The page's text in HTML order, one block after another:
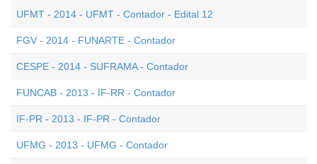
UFMT - 2014 - UFMT - Contador - Edital 12
FGV - 2014 - FUNARTE - Contador
CESPE - 2014 - SUFRAMA - Contador
FUNCAB - 2013 - IF-RR - Contador
IF-PR - 2013 - IF-PR - Contador
UFMG - 2013 - UFMG - Contador